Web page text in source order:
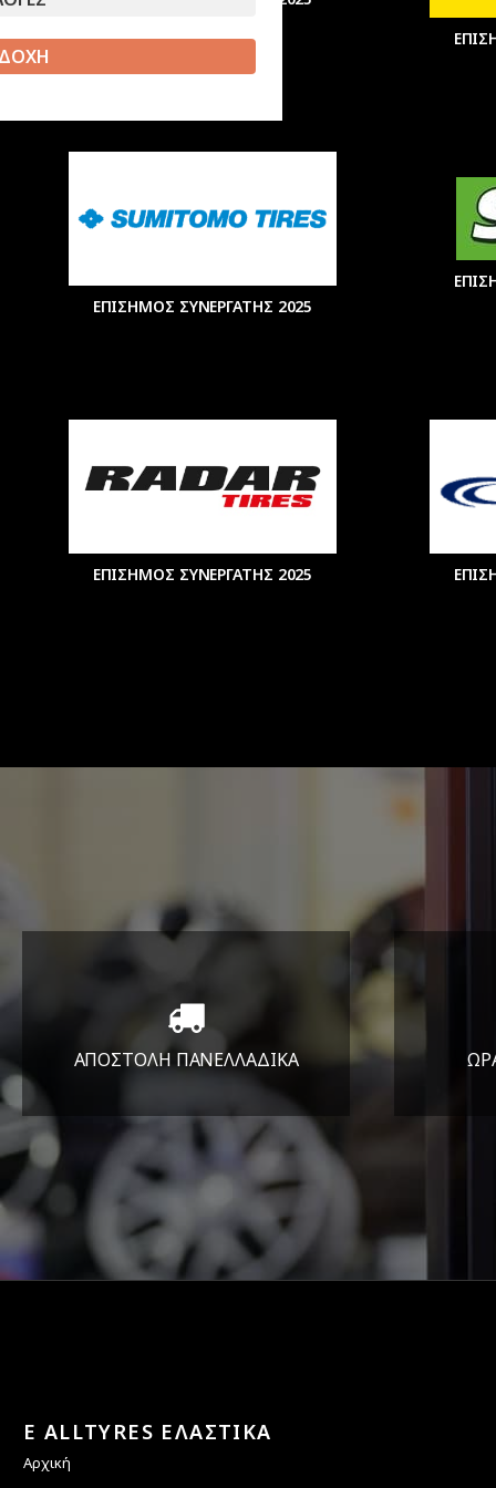
ΕΠΙΣΗΜΟΣ ΣΥΝΕΡΓΑΤΗΣ 2025
ΕΠΙΣΗΜΟΣ ΣΥΝΕΡΓΑΤΗΣ 2025
ΑΠΟΣΤΟΛΗ ΠΑΝΕΛΛΑΔΙΚA
Όπου και αν είστε θα σας
στείλουμε τα ελαστικά σας
E ALLTYRES ΕΛΑΣΤΙΚΑ
Αρχική